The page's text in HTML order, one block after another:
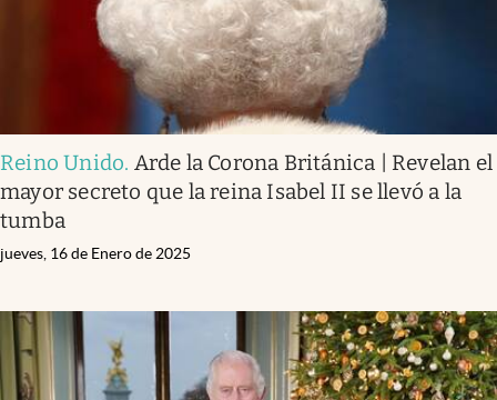
abre en nueva pestaña
Reino Unido. Arde la Corona Británica | Revelan el
mayor secreto que la reina Isabel II se llevó a la
tumba
jueves, 16 de Enero de 2025